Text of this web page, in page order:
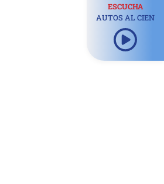
ESCUCHA
AUTOS AL CIEN